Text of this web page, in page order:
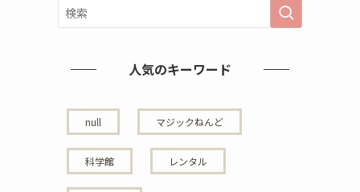
人気のキーワード
null マジックねんど
科学館 レンタル